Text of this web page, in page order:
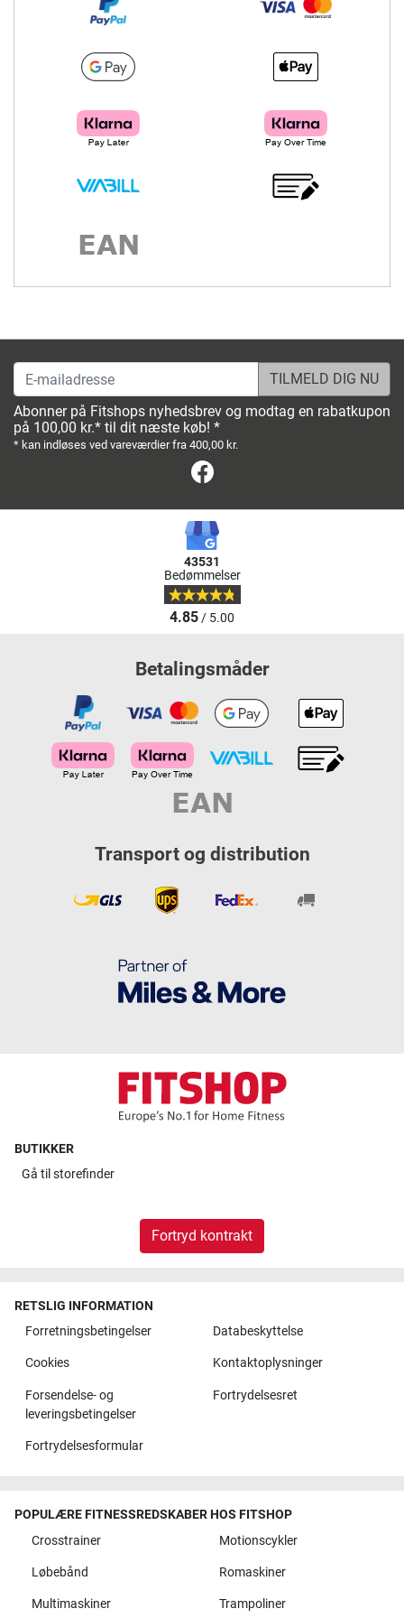
E-mailadresse
Abonner på Fitshops nyhedsbrev og modtag en rabatkupon
på 100,00 kr.* til dit næste køb! *
* kan indløses ved vareværdier fra 400,00 kr.
43531
Bedømmelser
4.85/ 5.00
Betalingsmåder
Transport og distribution
BUTIKKER
Gå til storefinder
Fortryd kontrakt
RETSLIG INFORMATION
Forretningsbetingelser
Databeskyttelse
Cookies Kontaktoplysninger
Forsendelse- og
leveringsbetingelser
Fortrydelsesret
Fortrydelsesformular
POPULÆRE FITNESSREDSKABER HOS FITSHOP
Crosstrainer
Motionscykler
Løbebånd Romaskiner
Multimaskiner Trampoliner